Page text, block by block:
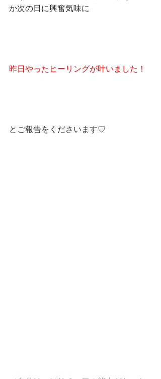
か次の日に興奮気味に
昨日やったヒーリングが叶いました！
とご報告をくださいます♡